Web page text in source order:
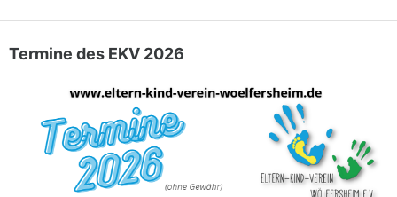
Termine des EKV 2026